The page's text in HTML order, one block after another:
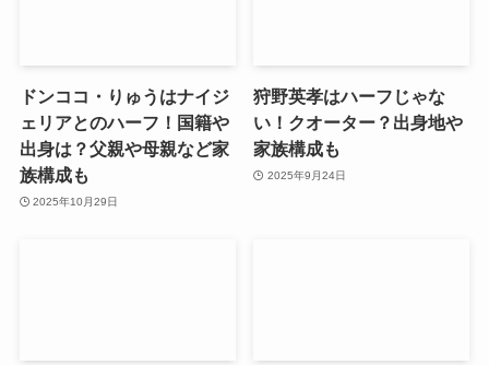
ドンココ・りゅうはナイジ
ェリアとのハーフ！国籍や
出身は？父親や母親など家
族構成も
2025年10月29日
狩野英孝はハーフじゃな
い！クオーター？出身地や
家族構成も
2025年9月24日